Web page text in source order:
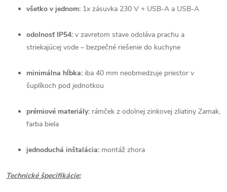
všetko v jednom: 1x zásuvka 230 V + USB-A a USB-A
odolnosť IP54: v zavretom stave odoláva prachu a
striekajúcej vode – bezpečné riešenie do kuchyne
minimálna hĺbka: iba 40 mm neobmedzuje priestor v
šuplíkoch pod jednotkou
prémiové materiály: rámček z odolnej zinkovej zliatiny Zamak,
farba biela
jednoduchá inštalácia: montáž zhora
Technické špecifikácie: